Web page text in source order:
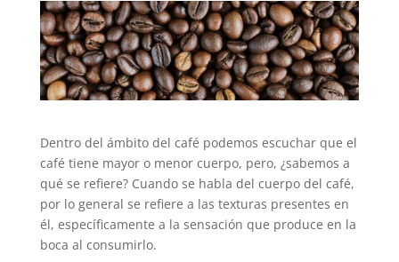
Dentro del ámbito del café podemos escuchar que el
café tiene mayor o menor cuerpo, pero, ¿sabemos a
qué se refiere? Cuando se habla del cuerpo del café,
por lo general se refiere a las texturas presentes en
él, específicamente a la sensación que produce en la
boca al consumirlo.